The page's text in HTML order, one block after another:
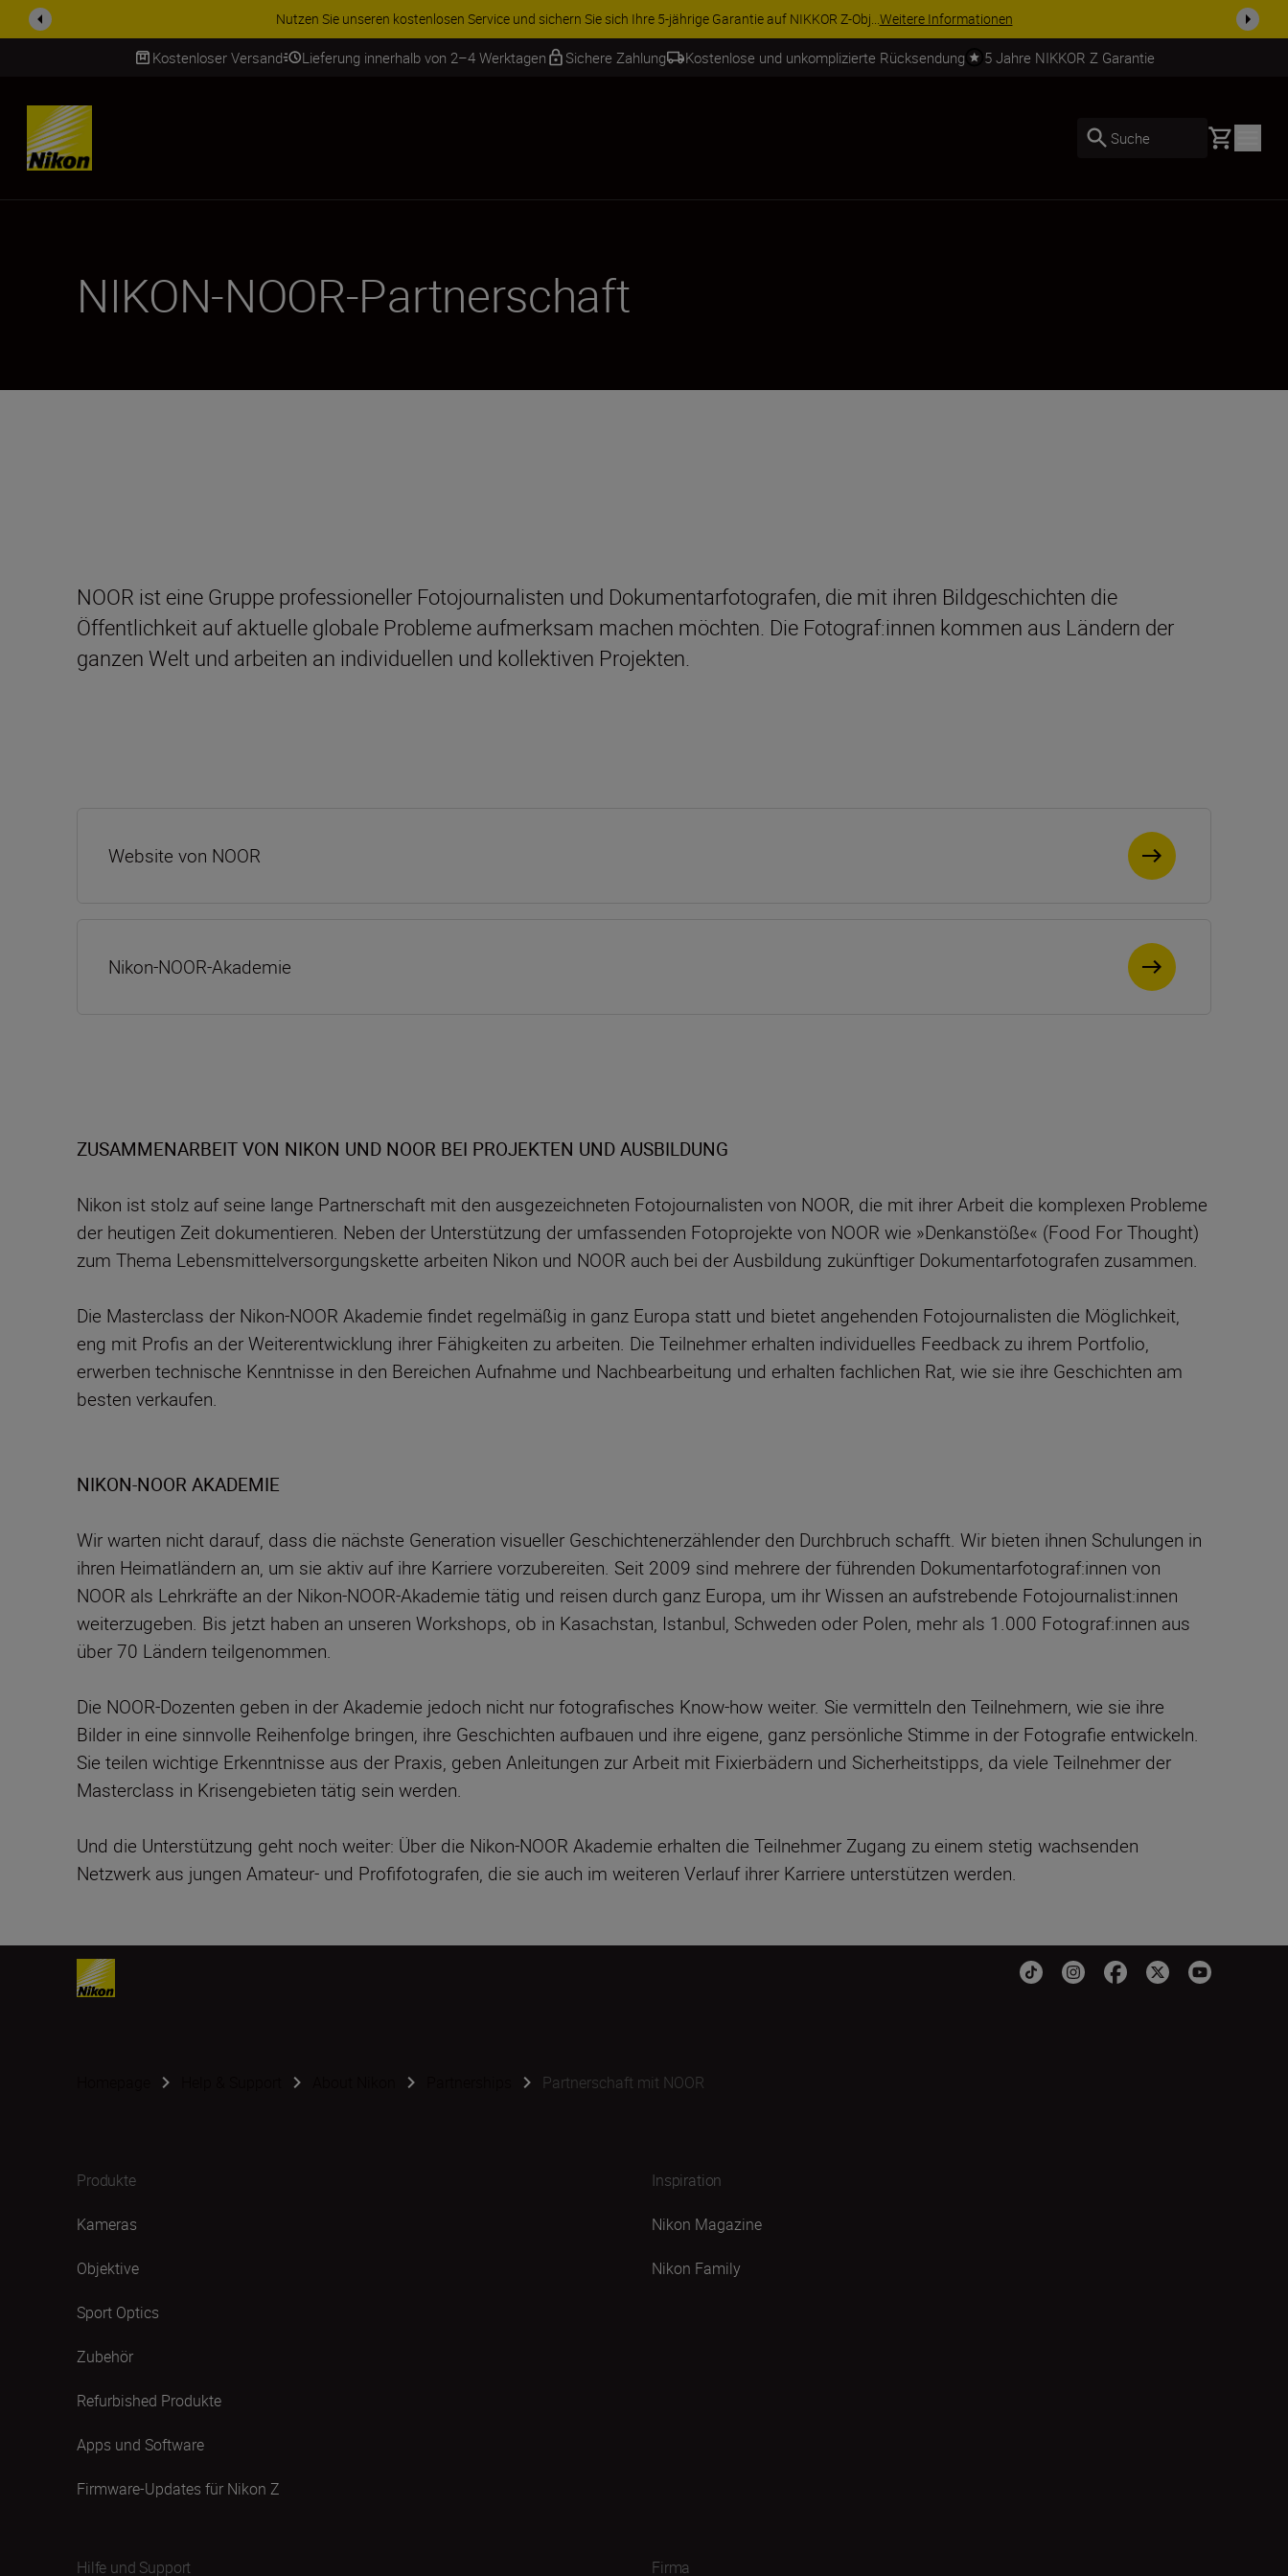
ZUBEHÖR IM ANGEBOT | Sparen Sie 15 % auf ausgewähltes Zubehör und vervollständigen Sie Ihre Ausrüstu...Jetzt einkaufen
Kostenloser Versand Lieferung innerhalb von 2–4 Werktagen Sichere Zahlung Kostenlose und unkomplizierte Rücksendung 5 Jahre NIKKOR Z Garantie
SKIP
Suche Basket
NIKON-NOOR-Partnerschaft
Website von NOOR
Nikon-NOOR-Akademie
NOOR ist eine Gruppe professioneller Fotojournalisten und Dokumentarfotografen, die mit ihren Bildgeschichten die
Öffentlichkeit auf aktuelle globale Probleme aufmerksam machen möchten. Die Fotograf:innen kommen aus Ländern der
ganzen Welt und arbeiten an individuellen und kollektiven Projekten.
ZUSAMMENARBEIT VON NIKON UND NOOR BEI PROJEKTEN UND AUSBILDUNG
Nikon ist stolz auf seine lange Partnerschaft mit den ausgezeichneten Fotojournalisten von NOOR, die mit ihrer Arbeit die komplexen Probleme
der heutigen Zeit dokumentieren. Neben der Unterstützung der umfassenden Fotoprojekte von NOOR wie »Denkanstöße« (Food For Thought)
zum Thema Lebensmittelversorgungskette arbeiten Nikon und NOOR auch bei der Ausbildung zukünftiger Dokumentarfotografen zusammen.
Die Masterclass der Nikon-NOOR Akademie findet regelmäßig in ganz Europa statt und bietet angehenden Fotojournalisten die Möglichkeit,
eng mit Profis an der Weiterentwicklung ihrer Fähigkeiten zu arbeiten. Die Teilnehmer erhalten individuelles Feedback zu ihrem Portfolio,
erwerben technische Kenntnisse in den Bereichen Aufnahme und Nachbearbeitung und erhalten fachlichen Rat, wie sie ihre Geschichten am
besten verkaufen.
NIKON-NOOR AKADEMIE
Wir warten nicht darauf, dass die nächste Generation visueller Geschichtenerzählender den Durchbruch schafft. Wir bieten ihnen Schulungen in
ihren Heimatländern an, um sie aktiv auf ihre Karriere vorzubereiten. Seit 2009 sind mehrere der führenden Dokumentarfotograf:innen von
NOOR als Lehrkräfte an der Nikon-NOOR-Akademie tätig und reisen durch ganz Europa, um ihr Wissen an aufstrebende Fotojournalist:innen
weiterzugeben. Bis jetzt haben an unseren Workshops, ob in Kasachstan, Istanbul, Schweden oder Polen, mehr als 1.000 Fotograf:innen aus
über 70 Ländern teilgenommen.
Die NOOR-Dozenten geben in der Akademie jedoch nicht nur fotografisches Know-how weiter. Sie vermitteln den Teilnehmern, wie sie ihre
Bilder in eine sinnvolle Reihenfolge bringen, ihre Geschichten aufbauen und ihre eigene, ganz persönliche Stimme in der Fotografie entwickeln.
Sie teilen wichtige Erkenntnisse aus der Praxis, geben Anleitungen zur Arbeit mit Fixierbädern und Sicherheitstipps, da viele Teilnehmer der
Masterclass in Krisengebieten tätig sein werden.
Und die Unterstützung geht noch weiter: Über die Nikon-NOOR Akademie erhalten die Teilnehmer Zugang zu einem stetig wachsenden
Netzwerk aus jungen Amateur- und Profifotografen, die sie auch im weiteren Verlauf ihrer Karriere unterstützen werden.
Partnerschaft mit NOOR
Produkte
Kameras
Objektive
Sport Optics
Zubehör
Refurbished Produkte
Apps und Software
Firmware-Updates für Nikon Z
Inspiration
Nikon Magazine
Nikon Family
Hilfe und Support Firma